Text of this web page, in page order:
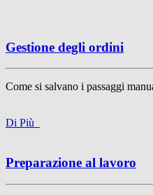
Gestione degli ordini
Come si salvano i passaggi
Di Più
Preparazione al lavoro